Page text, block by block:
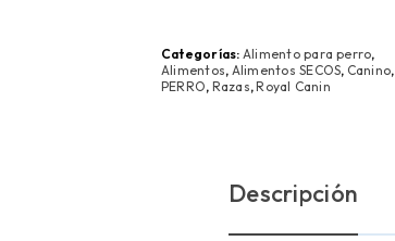
Categorías: Alimento para perro,
Alimentos, Alimentos SECOS, Canino,
PERRO, Razas,Royal Canin
Descripción